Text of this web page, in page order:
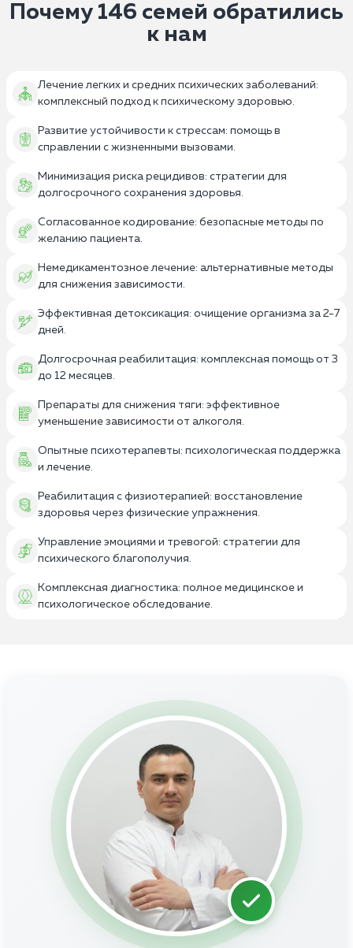
Почему 146 семей обратились
к нам
Лечение легких и средних психических заболеваний:
комплексный подход к психическому здоровью.
Развитие устойчивости к стрессам: помощь в
справлении с жизненными вызовами.
Минимизация риска рецидивов: стратегии для
долгосрочного сохранения здоровья.
Согласованное кодирование: безопасные методы по
желанию пациента.
Немедикаментозное лечение: альтернативные методы
для снижения зависимости.
Эффективная детоксикация: очищение организма за 2-7
дней.
Долгосрочная реабилитация: комплексная помощь от 3
до 12 месяцев.
Препараты для снижения тяги: эффективное
уменьшение зависимости от алкоголя.
Опытные психотерапевты: психологическая поддержка
и лечение.
Реабилитация с физиотерапией: восстановление
здоровья через физические упражнения.
Управление эмоциями и тревогой: стратегии для
психического благополучия.
Комплексная диагностика: полное медицинское и
психологическое обследование.